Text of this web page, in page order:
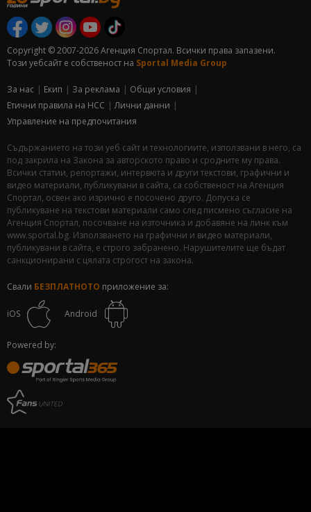
Copyright © 2007-2026 Агенция Спортал. Всички права запазени.
Този уебсайт е собственост на Sportal Media Group
За нас Екип За рекламa
Общи условия
Етични правила на НСС
Лични данни
Управление на предпочитания
Съдържанието на този уеб сайт и технологиите, използвани в него, са
под закрила на Закона за авторското право и сродните му права.
Всички статии, репортажи, интервюта и други текстови, графични и
видео материали, публикувани в сайта, са собственост на Агенция
Спортал, освен ако изрично е посочено друго. Допуска се
публикуване на текстови материали само след писмено съгласие на
Агенция Спортал, посочване на източника и добавяне на линк към
www.sportal.bg. Използването на графични и видео материали,
публикувани в сайта, е строго забранено. Нарушителите ще бъдат
санкционирани с цялата строгост на закона.
Свали БЕЗПЛАТНОТО приложение за:
iOS Android
Powered by: